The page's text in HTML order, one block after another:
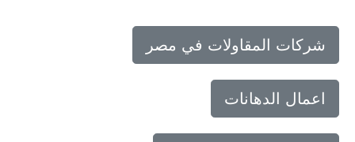
شركات المقاولات في مصر
اعمال الدهانات